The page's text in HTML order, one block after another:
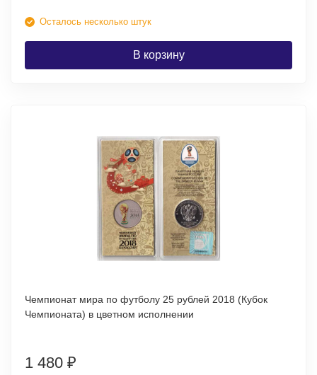
Осталось несколько штук
В корзину
Чемпионат мира по футболу 25 рублей 2018 (Кубок
Чемпионата) в цветном исполнении
1 480 ₽